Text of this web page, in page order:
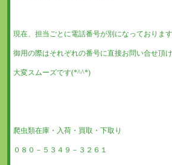
現在、担当ごとに電話番号が別になっておりま
御用の際はそれぞれの番号に直接お問い合せ頂
大変スムーズです(*^^*)
爬虫類在庫・入荷・買取・下取り
０８０－５３４９－３２６１